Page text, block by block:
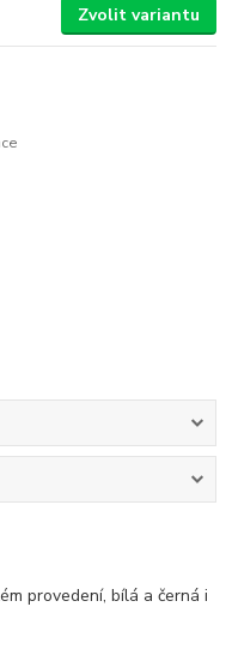
Zvolit variantu
provedení, bílá a černá i